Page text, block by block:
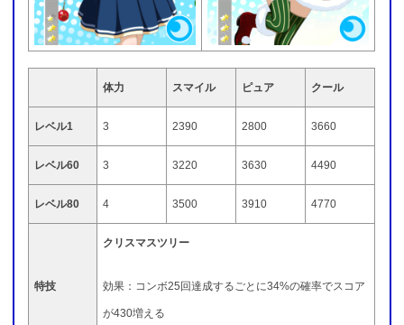
体力 スマイル ピュア クール
レベル1 3 2390 2800 3660
レベル60 3 3220 3630 4490
レベル80 4 3500 3910 4770
特技
クリスマスツリー
効果：コンボ25回達成するごとに34%の確率でスコア
が430増える